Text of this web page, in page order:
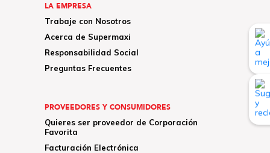
LA EMPRESA
Trabaje con Nosotros
Acerca de Supermaxi
Responsabilidad Social
Preguntas Frecuentes
PROVEEDORES Y CONSUMIDORES
Quieres ser proveedor de Corporación
Favorita
Facturación Electrónica